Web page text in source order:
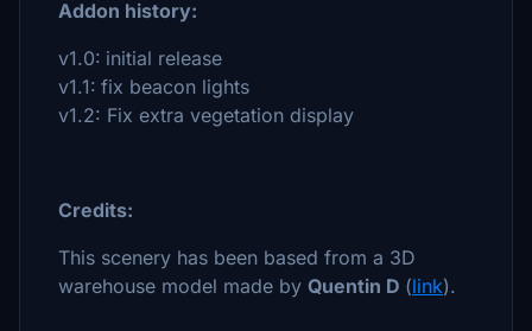
Addon history:
v1.0: initial release
v1.1: fix beacon lights
v1.2: Fix extra vegetation display
Credits:
This scenery has been based from a 3D
warehouse model made by Quentin D (link).